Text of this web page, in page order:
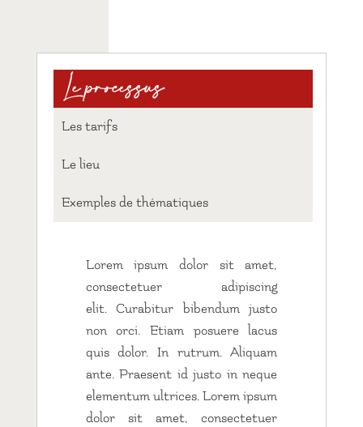
Le processus
Les tarifs
Le lieu
Exemples de thématiques
Lorem ipsum dolor sit amet,
consectetuer adipiscing
elit. Curabitur bibendum justo
non orci. Etiam posuere lacus
quis dolor. In rutrum. Aliquam
ante. Praesent id justo in neque
elementum ultrices. Lorem ipsum
dolor sit amet, consectetuer